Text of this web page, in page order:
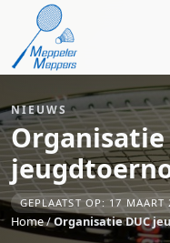
NIEUWS
Organisatie
GEPLAATST OP: 17 MAART
Home/Organisatie DUC